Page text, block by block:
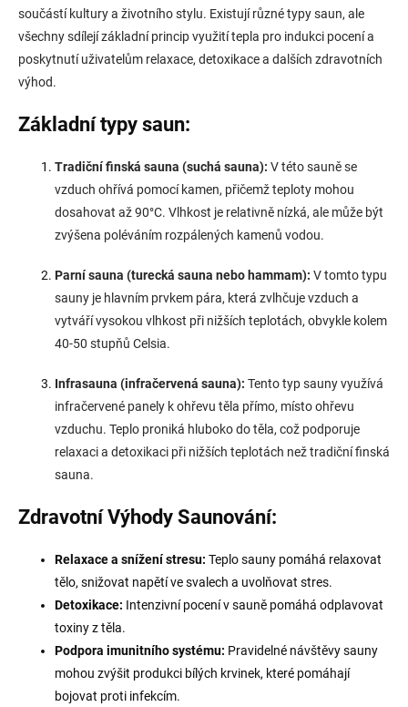
součástí kultury a životního stylu. Existují různé typy saun, ale
všechny sdílejí základní princip využití tepla pro indukci pocení a
poskytnutí uživatelům relaxace, detoxikace a dalších zdravotních
výhod.
Základní typy saun:
Tradiční finská sauna (suchá sauna): V této sauně se
vzduch ohřívá pomocí kamen, přičemž teploty mohou
dosahovat až 90°C. Vlhkost je relativně nízká, ale může být
zvýšena poléváním rozpálených kamenů vodou.
Parní sauna (turecká sauna nebo hammam): V tomto typu
sauny je hlavním prvkem pára, která zvlhčuje vzduch a
vytváří vysokou vlhkost při nižších teplotách, obvykle kolem
40-50 stupňů Celsia.
Infrasauna (infračervená sauna): Tento typ sauny využívá
infračervené panely k ohřevu těla přímo, místo ohřevu
vzduchu. Teplo proniká hluboko do těla, což podporuje
relaxaci a detoxikaci při nižších teplotách než tradiční finská
sauna.
Zdravotní Výhody Saunování:
Relaxace a snížení stresu: Teplo sauny pomáhá relaxovat
tělo, snižovat napětí ve svalech a uvolňovat stres.
Detoxikace: Intenzivní pocení v sauně pomáhá odplavovat
toxiny z těla.
Podpora imunitního systému: Pravidelné návštěvy sauny
mohou zvýšit produkci bílých krvinek, které pomáhají
bojovat proti infekcím.